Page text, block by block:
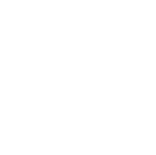
รับรองผล อันดับ1 การโ
ถูกและดีที่สุด ไม่มีค่านา
าน ตัวจริง